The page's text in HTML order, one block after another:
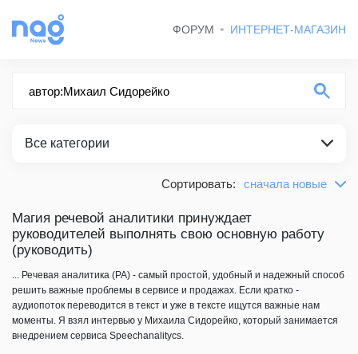
ФОРУМ ИНТЕРНЕТ-МАГАЗИН
Все категории
СТАТЬИ
Сортировать: сначала новые
по релевантности
сначала старые
Магия речевой аналитики принуждает
руководителей выполнять свою основную работу
(руководить)
... Речевая аналитика (РА) - самый простой, удобный и надежный способ
решить важные проблемы в сервисе и продажах. Если кратко -
аудиопоток переводится в текст и уже в тексте ищутся важные нам
моменты. Я взял интервью у Михаила Сидорейко, который занимается
внедрением сервиса Speechanalitycs.